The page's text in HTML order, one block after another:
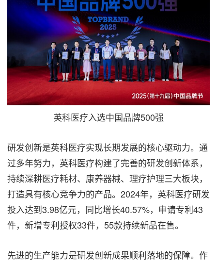
英科医疗入选中国品牌500强
研发创新是英科医疗实现长期发展的核心驱动力。通
过多年努力，英科医疗构建了完善的研发创新体系，
持续深耕医疗耗材、康养器械、理疗护理三大板块，
打造具有核心竞争力的产品。2024年，英科医疗研发
投入达到3.98亿元，同比增长40.57%，申请专利43
件，新增专利授权33件，55款持续新品在售。
先进的生产能力是研发创新成果顺利落地的保障。作